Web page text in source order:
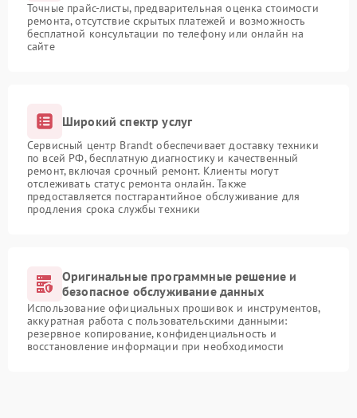
Точные прайс-листы, предварительная оценка стоимости
ремонта, отсутствие скрытых платежей и возможность
бесплатной консультации по телефону или онлайн на
сайте
Широкий спектр услуг
Сервисный центр Brandt обеспечивает доставку техники
по всей РФ, бесплатную диагностику и качественный
ремонт, включая срочный ремонт. Клиенты могут
отслеживать статус ремонта онлайн. Также
предоставляется постгарантийное обслуживание для
продления срока службы техники
Оригинальные программные решение и
безопасное обслуживание данных
Использование официальных прошивок и инструментов,
аккуратная работа с пользовательскими данными:
резервное копирование, конфиденциальность и
восстановление информации при необходимости